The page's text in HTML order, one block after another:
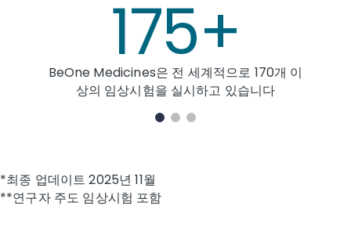
175+
BeOne Medicines은 전 세계적으로 170개 이
상의 임상시험을 실시하고 있습니다
*최종 업데이트 2025년 11월
**연구자 주도 임상시험 포함